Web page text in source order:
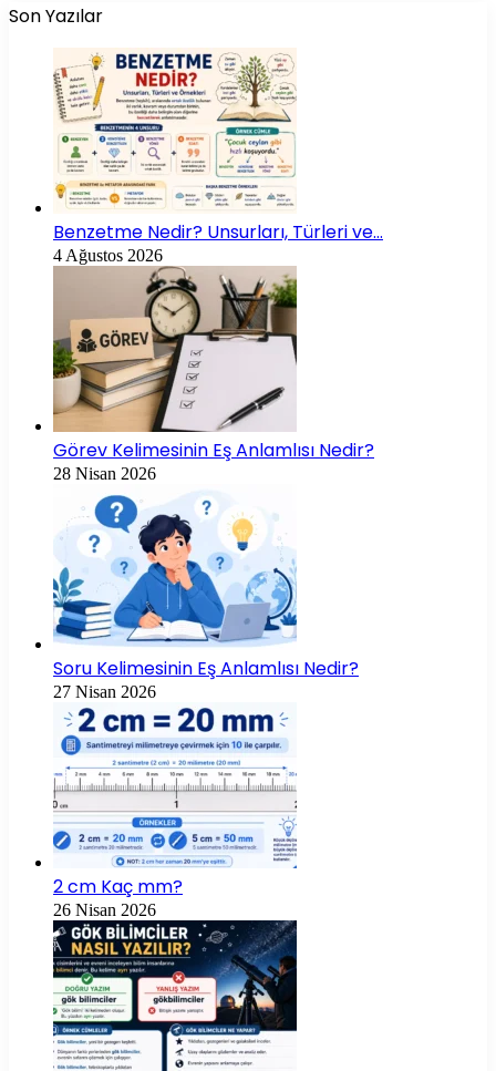
Son Yazılar
Benzetme Nedir? Unsurları, Türleri ve…
4 Ağustos 2026
Görev Kelimesinin Eş Anlamlısı Nedir?
28 Nisan 2026
Soru Kelimesinin Eş Anlamlısı Nedir?
27 Nisan 2026
2 cm Kaç mm?
26 Nisan 2026